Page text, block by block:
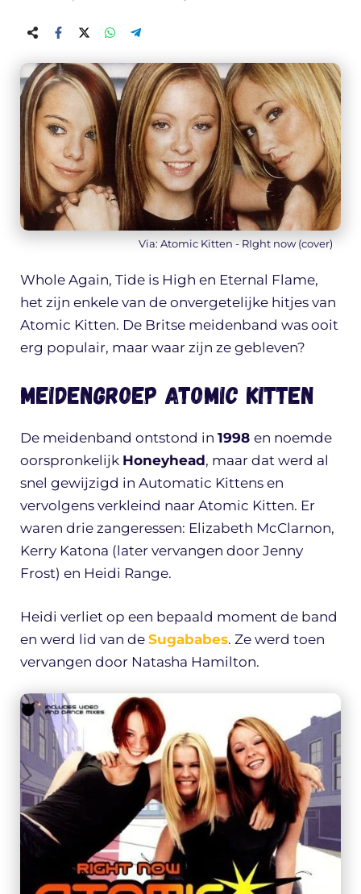
Via: Atomic Kitten - RIght now (cover)
Whole Again, Tide is High en Eternal Flame,
het zijn enkele van de onvergetelijke hitjes van
Atomic Kitten. De Britse meidenband was ooit
erg populair, maar waar zijn ze gebleven?
Meidengroep Atomic Kitten
De meidenband ontstond in 1998 en noemde
oorspronkelijk Honeyhead, maar dat werd al
snel gewijzigd in Automatic Kittens en
vervolgens verkleind naar Atomic Kitten. Er
waren drie zangeressen: Elizabeth McClarnon,
Kerry Katona (later vervangen door Jenny
Frost) en Heidi Range.
Heidi verliet op een bepaald moment de band
en werd lid van de Sugababes. Ze werd toen
vervangen door Natasha Hamilton.